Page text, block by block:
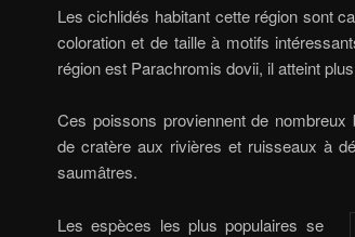
Les cichlidés habitant cette région sont
coloration et de taille à motifs
région est Parachromis dovii, il atteint
Ces poissons proviennent de
de cratère aux rivières et ruisseaux à
saumâtres.
Les espèces les plus populaires se